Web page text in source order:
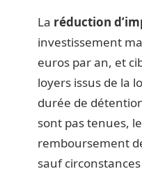
La réduction
investissement
euros par an, et
loyers issus de la
durée de
sont pas tenues,
remboursement
sauf